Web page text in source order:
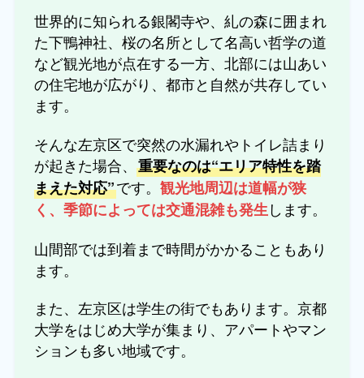
世界的に知られる銀閣寺や、糺の森に囲まれ
た下鴨神社、桜の名所として名高い哲学の道
など観光地が点在する一方、北部には山あい
の住宅地が広がり、都市と自然が共存してい
ます。
そんな左京区で突然の水漏れやトイレ詰まり
が起きた場合、重要なのは“エリア特性を踏
まえた対応”です。観光地周辺は道幅が狭
く、季節によっては交通混雑も発生します。
山間部では到着まで時間がかかることもあり
ます。
また、左京区は学生の街でもあります。京都
大学をはじめ大学が集まり、アパートやマン
ションも多い地域です。